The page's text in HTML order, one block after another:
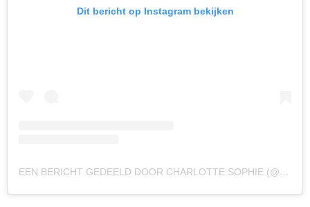
Dit bericht op Instagram bekijken
EEN BERICHT GEDEELD DOOR CHARLOTTE SOPHIE (@CHSHEITINGA)